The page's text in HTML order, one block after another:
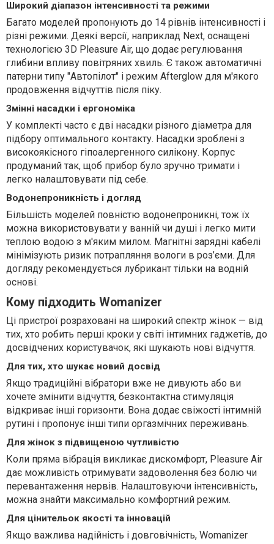
Широкий діапазон інтенсивності та режими
Багато моделей пропонують до 14 рівнів інтенсивності і
різні режими. Деякі версії, наприклад Next, оснащені
технологією 3D Pleasure Air, що додає регулювання
глибини впливу повітряних хвиль. Є також автоматичні
патерни типу "Автопілот" і режим Afterglow для м'якого
продовження відчуттів після піку.
Змінні насадки і ергономіка
У комплекті часто є дві насадки різного діаметра для
підбору оптимального контакту. Насадки зроблені з
високоякісного гіпоалергенного силікону. Корпус
продуманий так, щоб прибор було зручно тримати і
легко налаштовувати під себе.
Водонепроникність і догляд
Більшість моделей повністю водонепроникні, тож їх
можна використовувати у ванній чи душі і легко мити
теплою водою з м'яким милом. Магнітні зарядні кабелі
мінімізують ризик потрапляння вологи в роз’єми. Для
догляду рекомендується лубрикант тільки на водній
основі.
Кому підходить Womanizer
Ці пристрої розраховані на широкий спектр жінок — від
тих, хто робить перші кроки у світі інтимних гаджетів, до
досвідчених користувачок, які шукають нові відчуття.
Для тих, хто шукає новий досвід
Якщо традиційні вібратори вже не дивують або ви
хочете змінити відчуття, безконтактна стимуляція
відкриває інші горизонти. Вона додає свіжості інтимній
рутині і пропонує інші типи оргазмічних переживань.
Для жінок з підвищеною чутливістю
Коли пряма вібрація викликає дискомфорт, Pleasure Air
дає можливість отримувати задоволення без болю чи
перевантаження нервів. Налаштовуючи інтенсивність,
можна знайти максимально комфортний режим.
Для цінительок якості та інновацій
Якщо важлива надійність і довговічність, Womanizer